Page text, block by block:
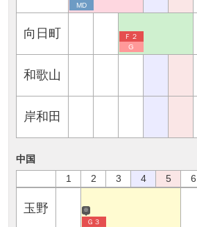
MD
向日町
Ｆ２
G
和歌山
岸和田
中国
1
2 3 4 5 6
玉野 ※
Ｇ３